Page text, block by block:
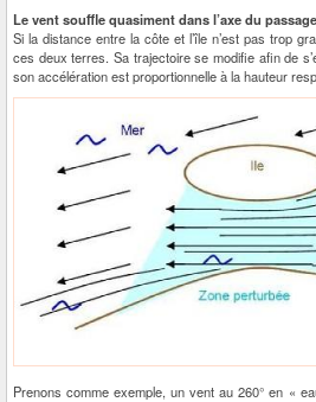
Le vent souffle quasiment dans l’axe du
Si la distance entre la côte et l’île n’est pas trop
ces deux terres. Sa trajectoire se modifie afin de
son accélération est proportionnelle à la hauteur
Prenons comme exemple, un vent au 260° en «